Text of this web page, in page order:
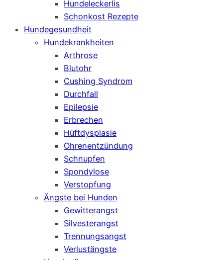
Hundeleckerlis
Schonkost Rezepte
Hundegesundheit
Hundekrankheiten
Arthrose
Blutohr
Cushing Syndrom
Durchfall
Epilepsie
Erbrechen
Hüftdysplasie
Ohrenentzündung
Schnupfen
Spondylose
Verstopfung
Ängste bei Hunden
Gewitterangst
Silvesterangst
Trennungsangst
Verlustängste